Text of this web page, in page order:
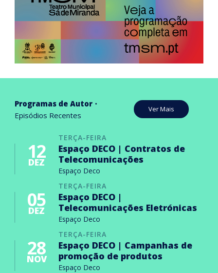
Programas de Autor
Episódios Recentes
Ver Mais
TERÇA-FEIRA
12
DEZ
Espaço DECO | Contratos de
Telecomunicações
Espaço Deco
TERÇA-FEIRA
05
DEZ
Espaço DECO |
Telecomunicações Eletrónicas
Espaço Deco
TERÇA-FEIRA
28
NOV
Espaço DECO | Campanhas de
promoção de produtos
Espaço Deco